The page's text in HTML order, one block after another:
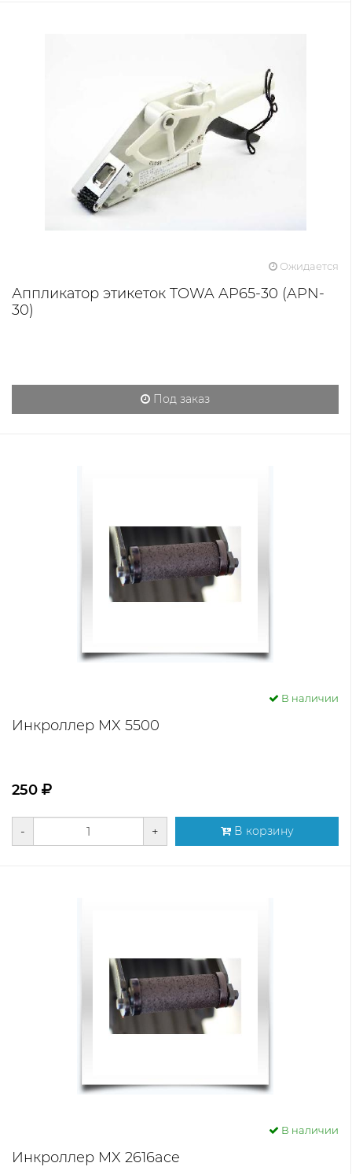
Ожидается
Аппликатор этикеток TOWA AP65-30 (APN-
30)
Под заказ
В наличии
Инкроллер MX 5500
250
- + В корзину
В наличии
Инкроллер MX 2616ace